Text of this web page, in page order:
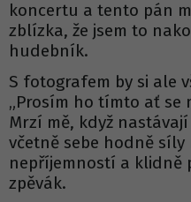
koncertu a tento pán
zblízka, že jsem to
hudebník.
S fotografem by si ale
„Prosím ho tímto ať se
Mrzí mě, když
včetně sebe hodně
nepříjemností a klidně
zpěvák.